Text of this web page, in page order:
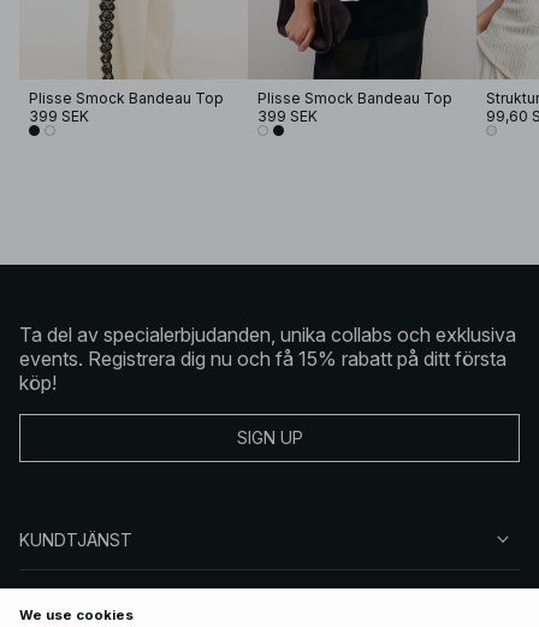
Plisse Smock Bandeau Top
399 SEK
Plisse Smock Bandeau Top
399 SEK
99,60
Ta del av specialerbjudanden, unika collabs och exklusiva
events. Registrera dig nu och få 15% rabatt på ditt första
köp!
SIGN UP
KUNDTJÄNST